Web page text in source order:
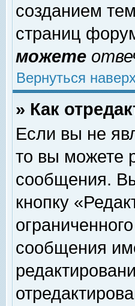
созданием
страниц
можете
Вернуться
» Как
Если вы не
то вы можете
сообщения.
кнопку
сообщения